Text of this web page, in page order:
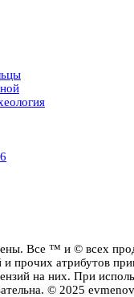
Все ™ и © всех
и прочих атрибутов
на них. При
© 2025